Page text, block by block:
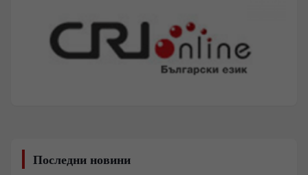
Последни новини